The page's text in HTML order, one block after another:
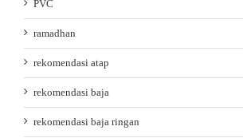
PVC
ramadhan
rekomendasi atap
rekomendasi baja
rekomendasi baja ringan